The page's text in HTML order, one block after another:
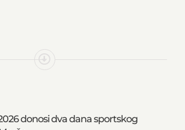
donosi dva dana sportskog